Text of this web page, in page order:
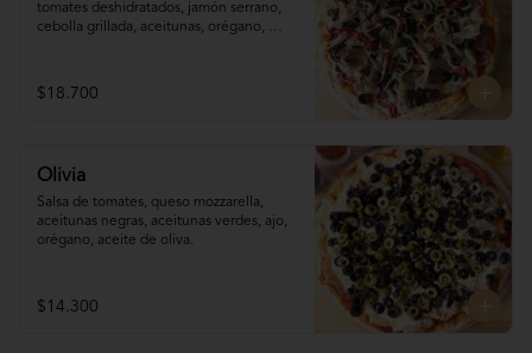
tomates deshidratados, jamón serrano,
cebolla grillada, aceitunas, orégano,
$18.700
Olivia
Salsa de tomates, queso mozzarella,
aceitunas negras, aceitunas verdes, ajo,
orégano, aceite de oliva.
$14.300